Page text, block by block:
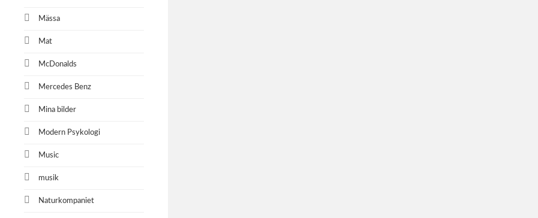
Mässa
Mat
McDonalds
Mercedes Benz
Mina bilder
Modern Psykologi
Music
musik
Naturkompaniet